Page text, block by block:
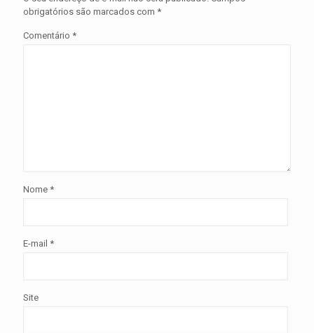
obrigatórios são marcados com *
Comentário *
Nome *
E-mail *
Site